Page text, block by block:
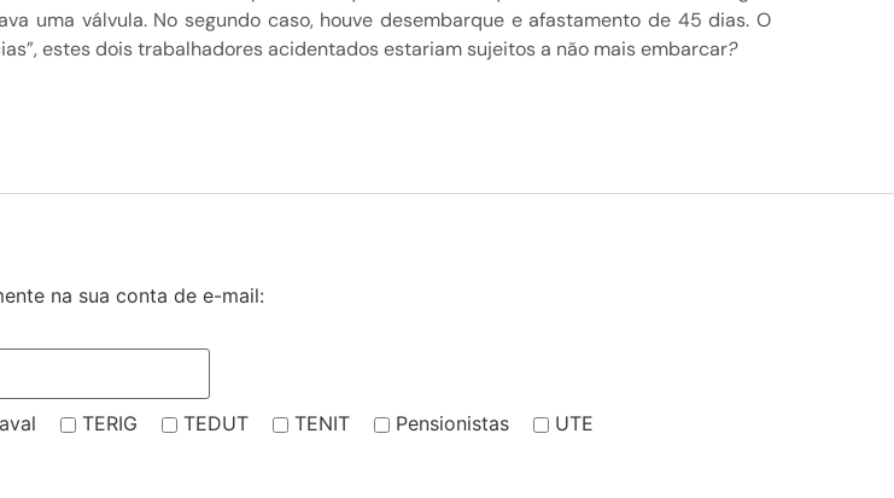
uma válvula. No segundo caso, houve desembarque e afastamento de 45 dias. O
estes dois trabalhadores acidentados estariam sujeitos a não mais embarcar?
na sua conta de e-mail:
TERIG TEDUT TENIT Pensionistas
UTE